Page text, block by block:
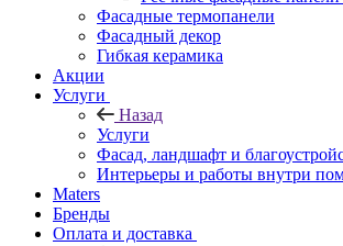
Фасадные термопанели
Фасадный декор
Гибкая керамика
Акции
Услуги
Назад
Услуги
Фасад, ландшафт и
Интерьеры и работы внутри
Maters
Бренды
Оплата и доставка